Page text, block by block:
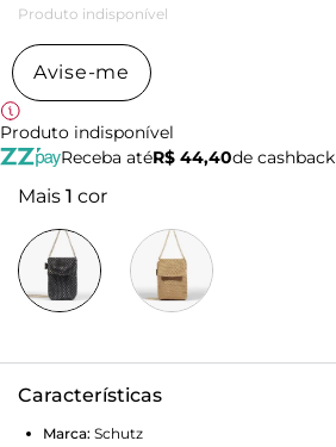
Produto indisponível
Avise-me
Produto indisponível
Receba atéR$ 44,40de cashback
Mais 1 cor
Características
Marca: Schutz